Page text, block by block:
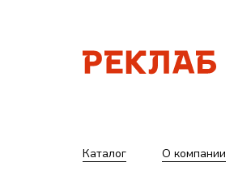
Каталог О компании